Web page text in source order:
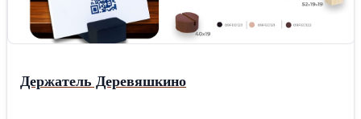
Держатель Деревяшкино